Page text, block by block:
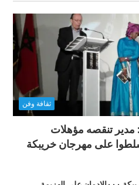
ثقافة وفن
مدير تنقصه مؤهلات
على مهرجان خريبكة